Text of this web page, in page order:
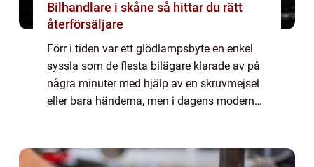
Bilhandlare i skåne så hittar du rätt
återförsäljare
Förr i tiden var ett glödlampsbyte en enkel
syssla som de flesta bilägare klarade av på
några minuter med hjälp av en skruvmejsel
eller bara händerna, men i dagens moderna